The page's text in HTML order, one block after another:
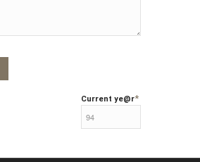
Current ye@r*